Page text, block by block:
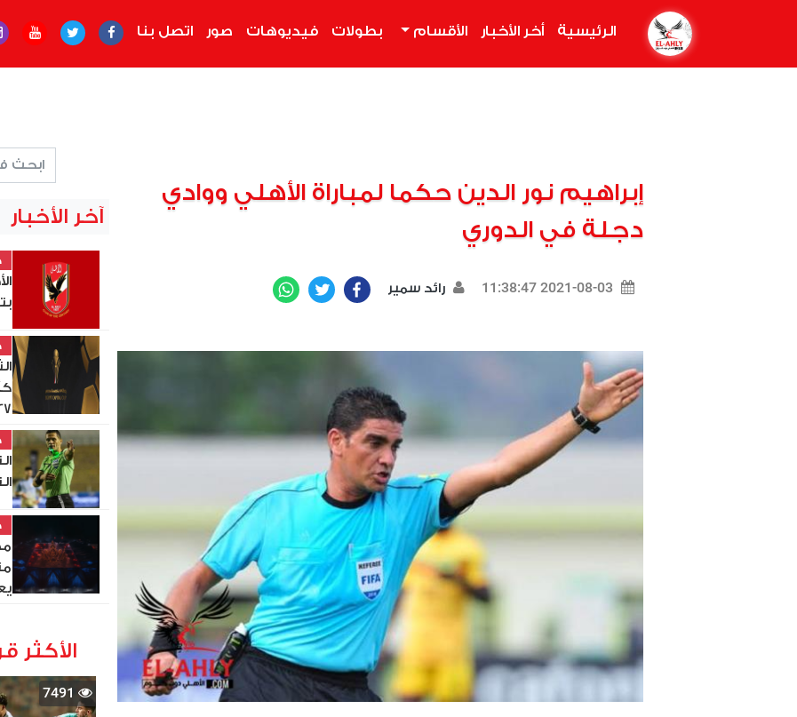
الرئيسية أخر الأخبار الأقسام بطولات فيديوهات صور اتصل بنا
إبراهيم نور الدين حكما لمباراة الأهلي ووادي
دجلة في الدوري
2021-08-03 11:38:47 رائد سمير Facebook
Twitter
آخر الأخبار
الأكثر
7491